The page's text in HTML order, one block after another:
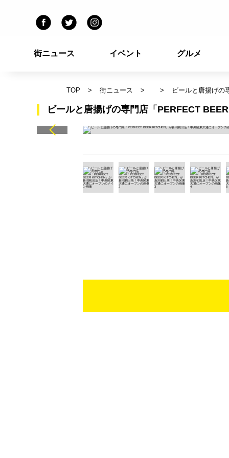
街ニュース イベント グルメ
TOP 街ニュース ビールと唐揚げの
ビールと唐揚げの専門店「PERFECT